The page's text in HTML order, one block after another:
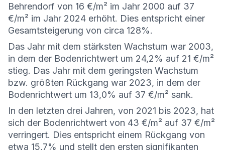
Behrendorf von 16 €/m² im Jahr 2000 auf 37
€/m² im Jahr 2024 erhöht. Dies entspricht einer
Gesamtsteigerung von circa 128%.
Das Jahr mit dem stärksten Wachstum war 2003,
in dem der Bodenrichtwert um 24,2% auf 21 €/m²
stieg. Das Jahr mit dem geringsten Wachstum
bzw. größten Rückgang war 2023, in dem der
Bodenrichtwert um 13,0% auf 37 €/m² sank.
In den letzten drei Jahren, von 2021 bis 2023, hat
sich der Bodenrichtwert von 43 €/m² auf 37 €/m²
verringert. Dies entspricht einem Rückgang von
etwa 15,7% und stellt den ersten signifikanten